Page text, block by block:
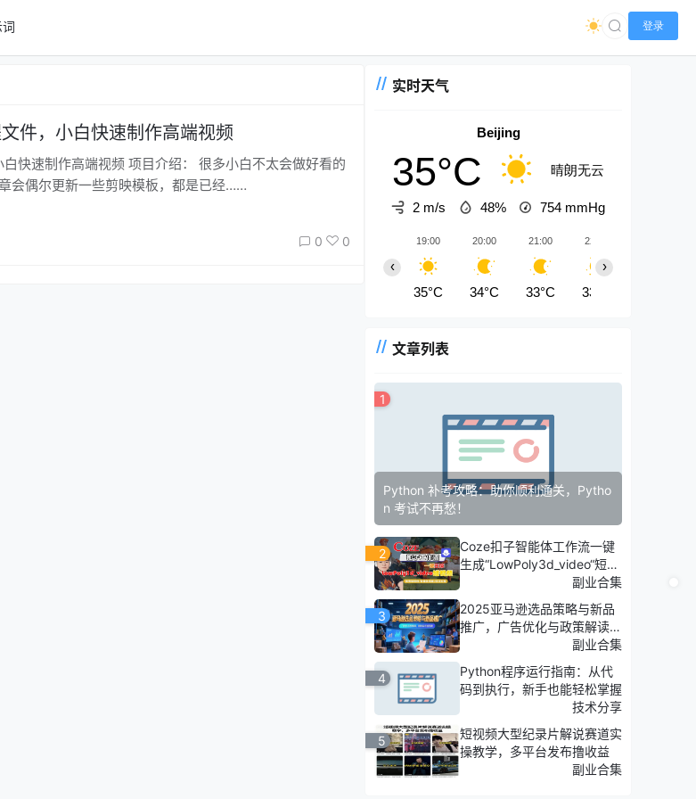
登录
件，小白快速制作高端视频
介绍： 很多小白不太会做好看的
会偶尔更新一些剪映模板，都是已经……
0 0
实时天气
Beijing
35°C 晴朗无云
2 m/s 48% 754 mmHg
19:00
35°C
20:00
34°C
21:00
33°C
22:00
33°C
‹ ›
文章列表
1
Python 补考攻略：助你顺利通关，Pytho
n 考试不再愁！
2
Coze扣子智能体工作流一键
生成“LowPoly3d_video“短视
频，全流程保姆级教学副业合集
3
2025亚马逊选品策略与新品
推广，广告优化与政策解读，
副业合集
4
Python程序运行指南：从代
码到执行，新手也能轻松掌握
技术分享
5
短视频大型纪录片解说赛道实
操教学，多平台发布撸收益
副业合集